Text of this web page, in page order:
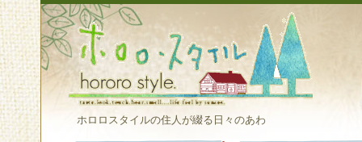
ホロロスタイルの住人が綴る日々のあわ